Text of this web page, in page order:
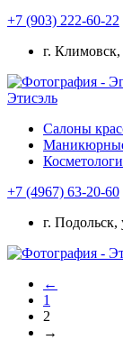
+7 (903) 222-60-22
г.
Этисэль
Салоны
+7 (4967) 63-20-60
г. Подольск,
←
1
2
→